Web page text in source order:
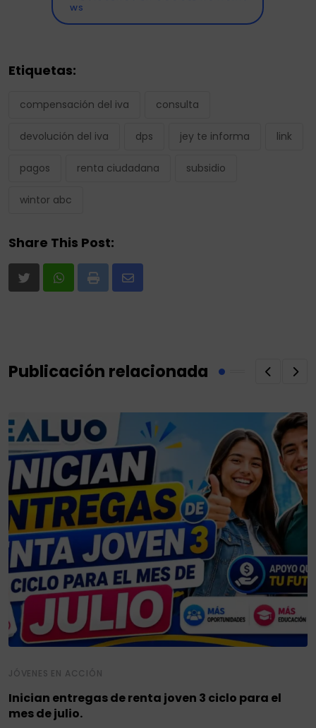
Etiquetas:
compensación del iva consulta
devolución del iva dps jey te informa link
pagos renta ciudadana subsidio
wintor abc
Share This Post:
Print
Share
Publicación relacionada
JÓVENES EN ACCIÓN
Inician entregas de renta joven 3 ciclo para el
mes de julio.